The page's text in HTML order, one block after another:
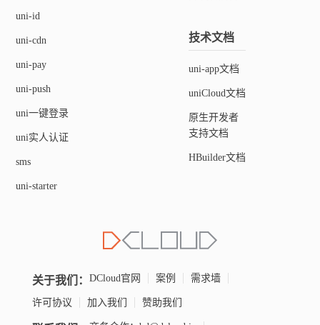
uni-id
uni-cdn
uni-pay
uni-push
uni一键登录
uni实人认证
sms
uni-starter
技术文档
uni-app文档
uniCloud文档
原生开发者
支持文档
HBuilder文档
关于我们： DCloud官网 案例 需求墙
许可协议 加入我们 赞助我们